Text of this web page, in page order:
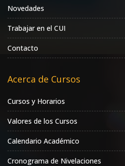
Novedades
Trabajar en el CUI
Contacto
Acerca de Cursos
Cursos y Horarios
Valores de los Cursos
Calendario Académico
Cronograma de Nivelaciones